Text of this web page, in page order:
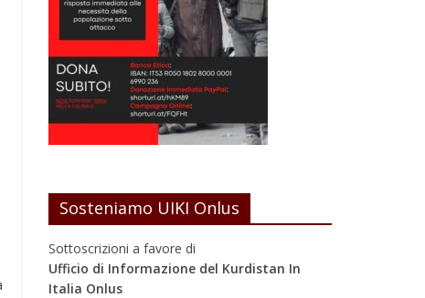
Sosteniamo UIKI Onlus
Sottoscrizioni a favore di
Ufficio di Informazione del Kurdistan In
Italia Onlus